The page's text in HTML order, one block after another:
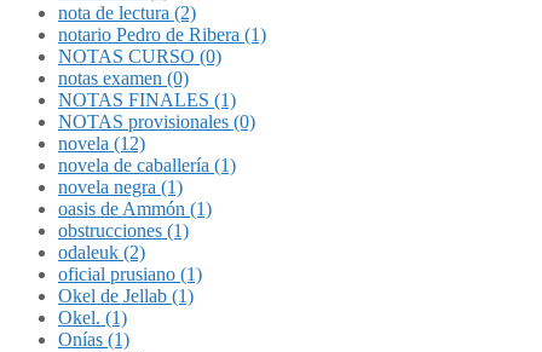
nota de lectura (2)
notario Pedro de Ribera (1)
NOTAS CURSO (0)
notas examen (0)
NOTAS FINALES (1)
NOTAS provisionales (0)
novela (12)
novela de caballería (1)
novela negra (1)
oasis de Ammón (1)
obstrucciones (1)
odaleuk (2)
oficial prusiano (1)
Okel de Jellab (1)
Okel. (1)
Onías (1)